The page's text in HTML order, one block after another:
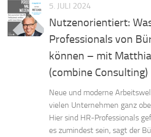
5. JULI 2024
Nutzenorientiert:
Professionals von
können – mit
(combine Consulting)
Neue und moderne
vielen Unternehmen ganz
Hier sind HR-Professionals
es zumindest sein, sagt der